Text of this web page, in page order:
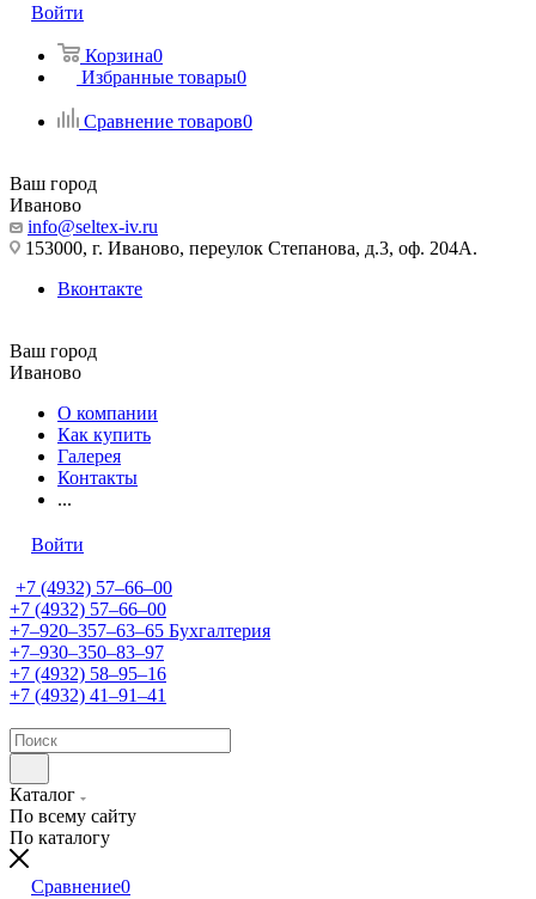
Войти
Корзина0
Избранные товары0
Сравнение товаров0
Ваш город
Иваново
info@seltex-iv.ru
153000, г. Иваново, переулок Степанова, д.3, оф. 204А.
Вконтакте
Ваш город
Иваново
О компании
Как купить
Галерея
Контакты
...
Войти
+7 (4932) 57‒66‒00
+7 (4932) 57‒66‒00
+7‒920‒357‒63‒65 Бухгалтерия
+7‒930‒350‒83‒97
+7 (4932) 58‒95‒16
+7 (4932) 41‒91‒41
Каталог
По всему сайту
По каталогу
Сравнение0